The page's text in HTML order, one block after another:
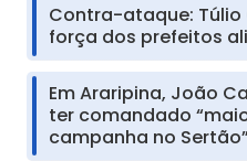
Contra-ataque:
força dos prefeitos
Em Araripina, João
ter comandado
campanha no